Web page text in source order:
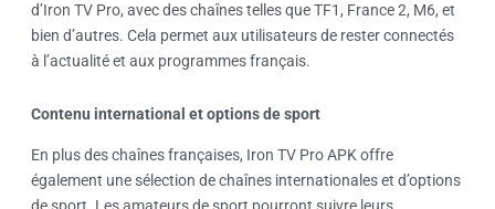
d’Iron TV Pro, avec des chaînes telles que TF1, France 2, M6, et
bien d’autres. Cela permet aux utilisateurs de rester connectés
à l’actualité et aux programmes français.
Contenu international et options de sport
En plus des chaînes françaises, Iron TV Pro APK offre
également une sélection de chaînes internationales et d’options